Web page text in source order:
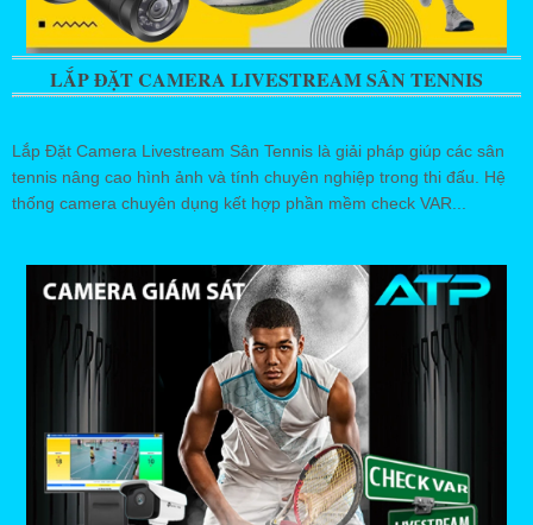
LẮP ĐẶT CAMERA LIVESTREAM SÂN TENNIS
Lắp Đặt Camera Livestream Sân Tennis là giải pháp giúp các sân
tennis nâng cao hình ảnh và tính chuyên nghiệp trong thi đấu. Hệ
thống camera chuyên dụng kết hợp phần mềm check VAR...